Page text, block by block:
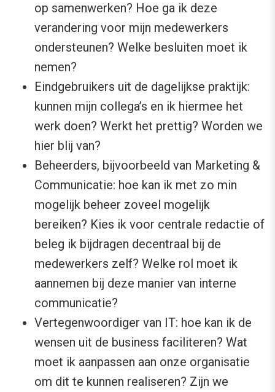
op samenwerken? Hoe ga ik deze
verandering voor mijn medewerkers
ondersteunen? Welke besluiten moet ik
nemen?
Eindgebruikers uit de dagelijkse praktijk:
kunnen mijn collega’s en ik hiermee het
werk doen? Werkt het prettig? Worden we
hier blij van?
Beheerders, bijvoorbeeld van Marketing &
Communicatie: hoe kan ik met zo min
mogelijk beheer zoveel mogelijk
bereiken? Kies ik voor centrale redactie of
beleg ik bijdragen decentraal bij de
medewerkers zelf? Welke rol moet ik
aannemen bij deze manier van interne
communicatie?
Vertegenwoordiger van IT: hoe kan ik de
wensen uit de business faciliteren? Wat
moet ik aanpassen aan onze organisatie
om dit te kunnen realiseren? Zijn we